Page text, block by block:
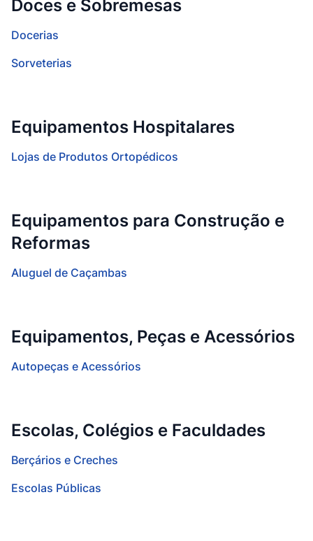
Doces e Sobremesas
Docerias
Sorveterias
Equipamentos Hospitalares
Lojas de Produtos Ortopédicos
Equipamentos para Construção e
Reformas
Aluguel de Caçambas
Equipamentos, Peças e Acessórios
Autopeças e Acessórios
Escolas, Colégios e Faculdades
Berçários e Creches
Escolas Públicas